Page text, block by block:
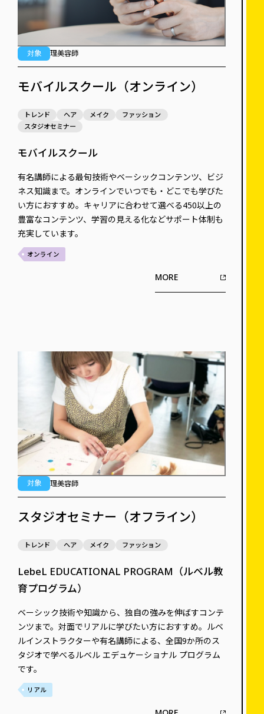
対象 理美容師
モバイルスクール（オンライン）
トレンド ヘア メイク
ファッション
スタジオセミナー
モバイルスクール
有名講師による最旬技術やベーシックコンテンツ、ビジ
ネス知識まで。オンラインでいつでも・どこでも学びた
い方におすすめ。キャリアに合わせて選べる450以上の
豊富なコンテンツ、学習の見える化などサポート体制も
充実しています。
オンライン
MORE
対象 理美容師
スタジオセミナー（オフライン）
トレンド ヘア メイク ファッション
LebeL EDUCATIONAL PROGRAM（ルベル教
育プログラム）
ベーシック技術や知識から、独自の強みを伸ばすコンテ
ンツまで。対面でリアルに学びたい方におすすめ。ルベ
ルインストラクターや有名講師による、全国9か所のス
タジオで学べるルベル エデュケーショナル プログラム
です。
リアル